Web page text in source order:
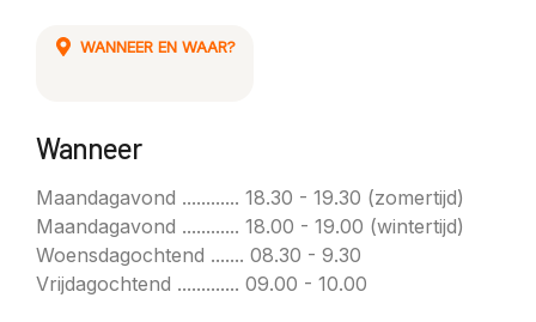
WANNEER EN WAAR?
Wanneer
Maandagavond ............ 18.30 - 19.30 (zomertijd)
Maandagavond ............ 18.00 - 19.00 (wintertijd)
Woensdagochtend ....... 08.30 - 9.30
Vrijdagochtend ............. 09.00 - 10.00